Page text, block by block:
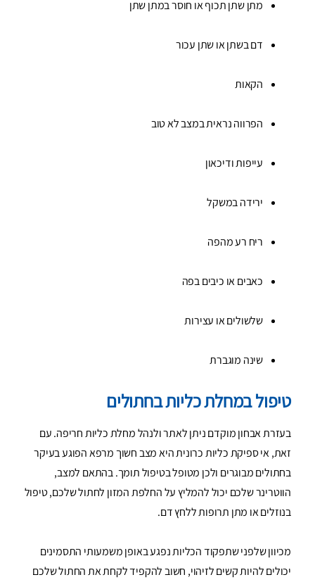
מתן שתן תכוף או חוסר במתן שתן
דם בשתן או שתן עכור
הקאות
הפרווה נראית במצב לא טוב
עייפות ודיכאון
ירידה במשקל
ריח רע מהפה
כאבים או כיבים בפה
שלשולים או עצירות
שינה מוגברת
טיפול במחלת כליות בחתולים
בעזרת אבחון מוקדם ניתן לאתר ולנהל מחלת כליות חריפה. עם
זאת, אי ספיקת כליות כרונית היא מצב חשוך מרפא הפוגע בעיקר
בחתולים מבוגרים ולכן מטופל בטיפול תומך. בהתאם למצב,
הווטרינר שלכם יכול להמליץ על החלפת המזון לחתול שלכם, טיפול
בנוזלים או מתן תרופות ללחץ דם.
מכיוון שלפני שתפקוד הכליות נפגע באופן משמעותי התסמינים
יכולים להיות קשים לזיהוי, חשוב להקפיד לקחת את החתול שלכם